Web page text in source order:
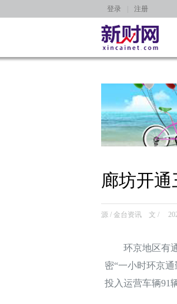
登录 注册
廊坊开
源 / 金台资讯 文 /
环京地区有通
密“一小时环京
投入运营车辆91